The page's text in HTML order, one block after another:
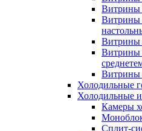
Витрины
Витрины
Витрины
Витрины
Витрины
Холодильные
Холодильные
Камеры
Сплит-